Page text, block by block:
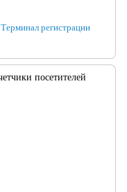
Терминал регистрации